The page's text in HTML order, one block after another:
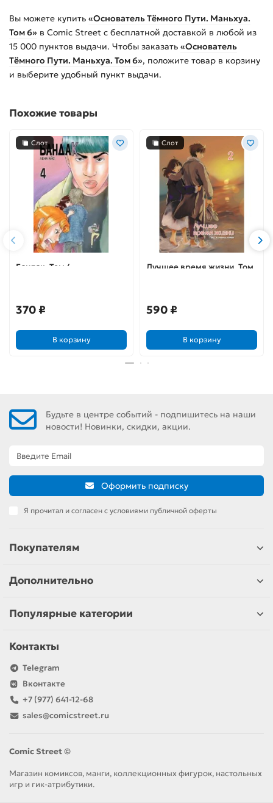
Вы можете купить «Основатель Тёмного Пути. Маньхуа.
Том 6» в Comic Street с бесплатной доставкой в любой из
15 000 пунктов выдачи. Чтобы заказать «Основатель
Тёмного Пути. Маньхуа. Том 6», положите товар в корзину
и выберите удобный пункт выдачи.
Похожие товары
Слот
Бандак. Том 4
370 ₽
В корзину
Слот
Лучшее время жизни. Том
590 ₽
В корзину
Будьте в центре событий - подпишитесь на наши
новости! Новинки, скидки, акции.
Оформить подписку
Я прочитал и согласен с условиями публичной оферты
Покупателям
Дополнительно
Популярные категории
Контакты
Telegram
Вконтакте
+7 (977) 641-12-68
sales@comicstreet.ru
Comic Street ©
Магазин комиксов, манги, коллекционных фигурок, настольных
игр и гик-атрибутики.